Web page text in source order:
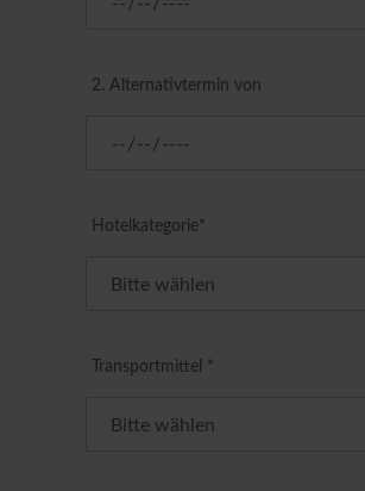
2. Alternativtermin von
Hotelkategorie*
Transportmittel *